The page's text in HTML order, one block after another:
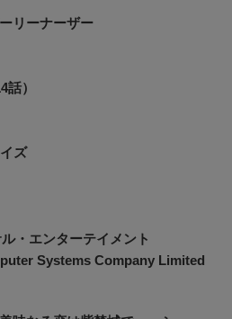
リーナーザー
）
ズ
・エンターテイメント
Systems Company Limited